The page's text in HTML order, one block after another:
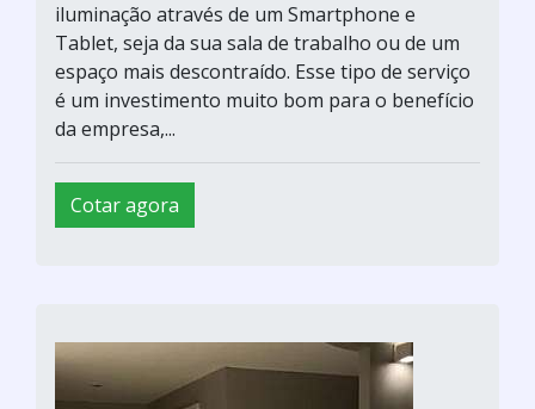
iluminação através de um Smartphone e
Tablet, seja da sua sala de trabalho ou de um
espaço mais descontraído. Esse tipo de serviço
é um investimento muito bom para o benefício
da empresa,...
Cotar agora